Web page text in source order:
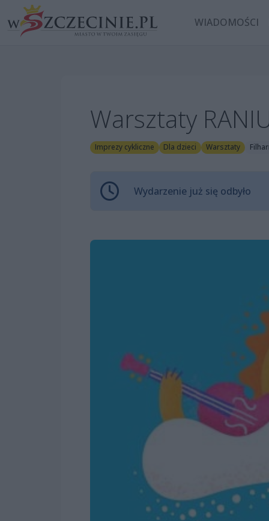
WIADOMOŚCI
Warsztaty
Imprezy cykliczne Dla dzieci Warsztaty
Wydarzenie już się odbyło